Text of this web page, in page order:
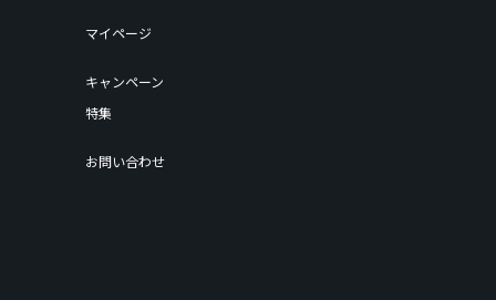
マイページ
キャンペーン
特集
お問い合わせ